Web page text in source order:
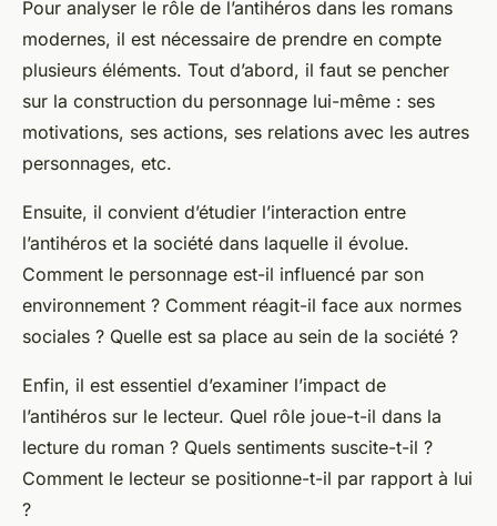
Pour analyser le rôle de l’antihéros dans les romans
modernes, il est nécessaire de prendre en compte
plusieurs éléments. Tout d’abord, il faut se pencher
sur la construction du personnage lui-même : ses
motivations, ses actions, ses relations avec les autres
personnages, etc.
Ensuite, il convient d’étudier l’interaction entre
l’antihéros et la société dans laquelle il évolue.
Comment le personnage est-il influencé par son
environnement ? Comment réagit-il face aux normes
sociales ? Quelle est sa place au sein de la société ?
Enfin, il est essentiel d’examiner l’impact de
l’antihéros sur le lecteur. Quel rôle joue-t-il dans la
lecture du roman ? Quels sentiments suscite-t-il ?
Comment le lecteur se positionne-t-il par rapport à lui
?